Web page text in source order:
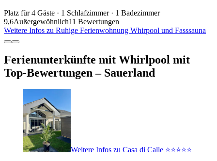
Platz für 4 Gäste · 1 Schlafzimmer · 1 Badezimmer
9,6Außergewöhnlich11 Bewertungen
Weitere Infos zu Ruhige Ferienwohnung Whirpool und Fasssauna
Ferienunterkünfte mit Whirlpool mit
Top-Bewertungen – Sauerland
Weitere Infos zu Casa di Calle ⭐️⭐️⭐️⭐️⭐️